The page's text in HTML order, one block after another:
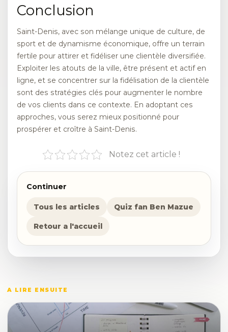
Conclusion
Saint-Denis, avec son mélange unique de culture, de
sport et de dynamisme économique, offre un terrain
fertile pour attirer et fidéliser une clientèle diversifiée.
Exploiter les atouts de la ville, être présent et actif en
ligne, et se concentrer sur la fidélisation de la clientèle
sont des stratégies clés pour augmenter le nombre
de vos clients dans ce contexte. En adoptant ces
approches, vous serez mieux positionné pour
prospérer et croître à Saint-Denis.
Notez cet article !
Continuer
Tous les articles Quiz fan Ben Mazue
Retour a l'accueil
A LIRE ENSUITE